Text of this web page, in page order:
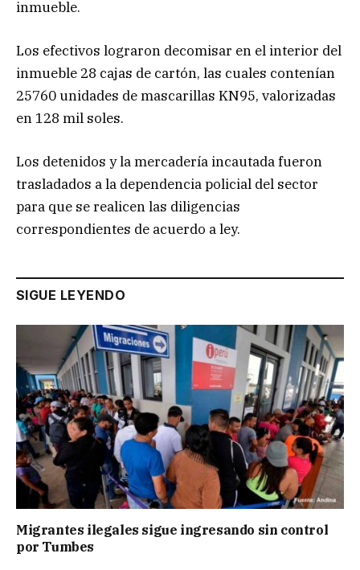
inmueble.
Los efectivos lograron decomisar en el interior del
inmueble 28 cajas de cartón, las cuales contenían
25760 unidades de mascarillas KN95, valorizadas
en 128 mil soles.
Los detenidos y la mercadería incautada fueron
trasladados a la dependencia policial del sector
para que se realicen las diligencias
correspondientes de acuerdo a ley.
SIGUE LEYENDO
Migrantes ilegales sigue ingresando sin control
por Tumbes